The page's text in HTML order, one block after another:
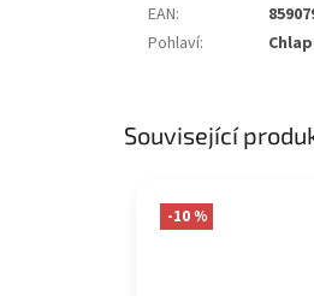
Související
-10 %
EAN:
Pohlaví: